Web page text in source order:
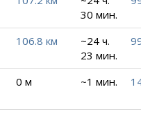
30 мин.
106.8 км
~24 ч.
23 мин.
0 м ~1 мин.